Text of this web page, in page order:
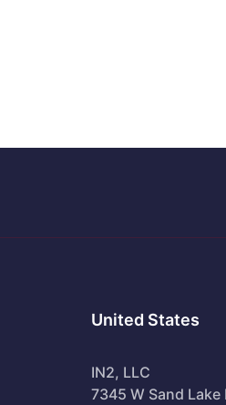
United States
IN2, LLC
7345 W Sand Lake